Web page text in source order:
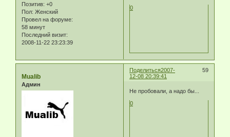
Позитив: +0
Пол: Женский
Провел на форуме:
58 минут
Последний визит:
2008-11-22 23:23:39
0
Поделиться 59
2007-
12-08 20:39:41
Mualib
Админ
Не пробовали, а надо бы...
0